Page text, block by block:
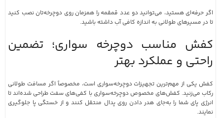
اگر حرفه‌ای هستید، می‌توانید دو عدد قمقمه را همزمان روی دوچرخه‌تان نصب کنید
تا در مسیرهای طولانی به اندازه کافی آب داشته باشید.
کفش مناسب دوچرخه سواری؛ تضمین
راحتی و عملکرد بهتر
کفش یکی از مهم‌ترین تجهیزات دوچرخه‌سواری است، مخصوصاً اگر مسافت طولانی
رکاب می‌زنید. کفش‌های مخصوص دوچرخه‌سواری با کفی‌های سفت طراحی شده‌اند تا
انرژی پای شما را به‌جای هدر دادن روی پدال منتقل کنند و از خستگی پا جلوگیری
نمایند.